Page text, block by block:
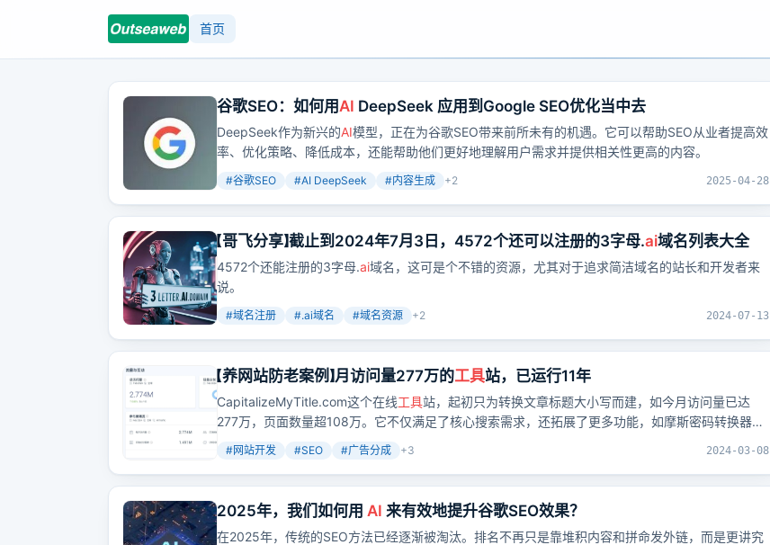
首页
谷歌SEO：如何用AI DeepSeek 应用到Google SEO优化当中去
DeepSeek作为新兴的AI模型，正在为谷歌SEO带来前所未有的机遇。它可以帮助SEO从业者提高效
率、优化策略、降低成本，还能帮助他们更好地理解用户需求并提供相关性更高的内容。
#谷歌SEO #AI DeepSeek #内容生成 +2 2025-04-28
【哥飞分享】截止到2024年7月3日，4572个还可以注册的3字母.ai域名列表大全
4572个还能注册的3字母.ai域名，这可是个不错的资源，尤其对于追求简洁域名的站长和开发者来
说。
#域名注册 #.ai域名 #域名资源 +2 2024-07-13
【养网站防老案例】月访问量277万的工具站，已运行11年
CapitalizeMyTitle.com这个在线工具站，起初只为转换文章标题大小写而建，如今月访问量已达
277万，页面数量超108万。它不仅满足了核心搜索需求，还拓展了更多功能，如摩斯密码转换器
等，以获取更大流量。
#网站开发 #SEO #广告分成 +3 2024-03-08
2025年，我们如何用 AI 来有效地提升谷歌SEO效果？
在2025年，传统的SEO方法已经逐渐被淘汰。排名不再只是靠堆积内容和拼命发外链，而是更讲究